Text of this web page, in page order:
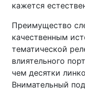
кажется
Преимущество
качественным
тематической
влиятельного
чем десятки
Внимательный